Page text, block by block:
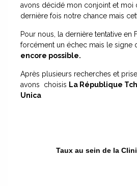
avons décidé mon conjoint et moi
dernière fois notre chance mais
Pour nous, la dernière tentative en
forcément un échec mais le signe
encore possible.
Après plusieurs recherches et
avons choisis La République
Unica
Taux au sein de la